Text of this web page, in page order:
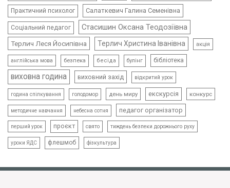
Практичний психолог Салаткевич Галина Семенівна
Соціальний педагог Стасишин Оксана Теодозіївна
Терлич Леся Йосипівна Терлич Христина Іванівна акція
англійська мова безпека бесіда булінг бібліотека
виховна година виховний захід відкритий урок
година спілкування голодомор день миру екскурсія конкурс
методичне навчання небесна сотня педагог організатор
перший урок проєкт свято тиждень безпеки дорожнього руху
уроки ЯДС флешмоб фізкультура